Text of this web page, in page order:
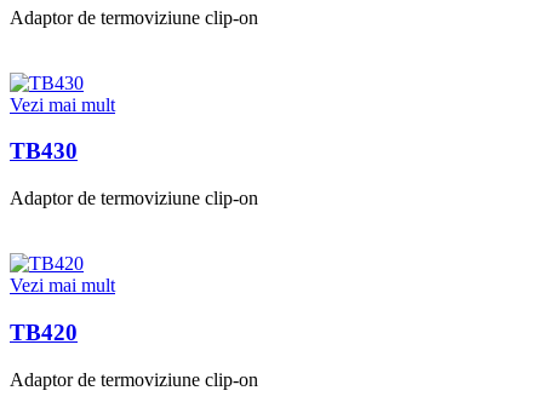
Adaptor de termoviziune clip-on
Vezi mai mult
TB430
Adaptor de termoviziune clip-on
Vezi mai mult
TB420
Adaptor de termoviziune clip-on